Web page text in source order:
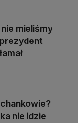
mieliśmy
nie idzie